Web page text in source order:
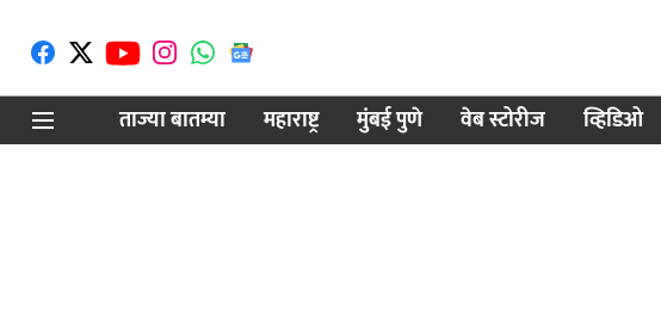
ताज्या बातम्या
महाराष्ट्र मुंबई पुणे वेब स्टोरीज व्हिडिओ